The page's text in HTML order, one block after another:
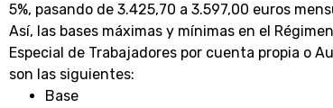
5%, pasando de 3.425,70 a 3.597,00 euros
Así, las bases máximas y mínimas en el Régimen
Especial de Trabajadores por cuenta propia o
son las siguientes:
Base